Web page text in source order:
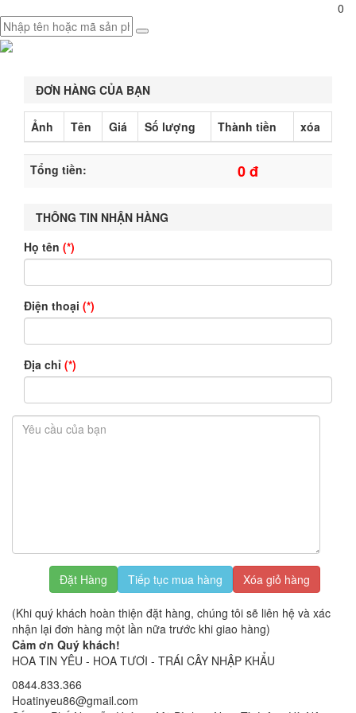
0
ĐƠN HÀNG CỦA BẠN
Ảnh Tên Giá Số lượng Thành tiền xóa
Tổng tiền: 0 đ
THÔNG TIN NHẬN HÀNG
Họ tên (*)
Điện thoại (*)
Địa chỉ (*)
Xóa giỏ hàng
Tiếp tục mua hàng
Đặt Hàng
(Khi quý khách hoàn thiện đặt hàng, chúng tôi sẽ liên hệ và xác
nhận lại đơn hàng một lần nữa trước khi giao hàng)
Cảm ơn Quý khách!
HOA TIN YÊU - HOA TƯƠI - TRÁI CÂY NHẬP KHẨU
0844.833.366
Hoatinyeu86@gmail.com